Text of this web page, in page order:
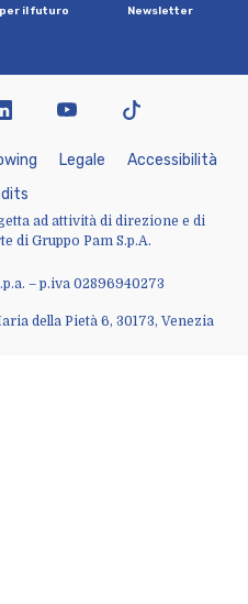
per ilfuturo Newsletter
– p.iva 02896940273
della Pietà 6, 30173, Venezia
wing Lega e Accessibi ità
dits
ad attività di direzione e di
di Gruppo Pam S.p.A.
linkedin youtubetiktok